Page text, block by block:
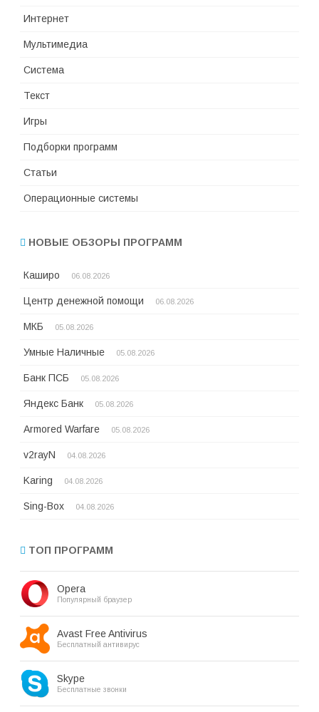
Интернет
Мультимедиа
Система
Текст
Игры
Подборки программ
Статьи
Операционные системы
НОВЫЕ ОБЗОРЫ ПРОГРАММ
Каширо 06.08.2026
Центр денежной помощи 06.08.2026
МКБ 05.08.2026
Умные Наличные 05.08.2026
Банк ПСБ 05.08.2026
Яндекс Банк 05.08.2026
Armored Warfare 05.08.2026
v2rayN 04.08.2026
Karing 04.08.2026
Sing-Box 04.08.2026
ТОП ПРОГРАММ
Opera
Популярный браузер
Avast Free Antivirus
Бесплатный антивирус
Skype
Бесплатные звонки